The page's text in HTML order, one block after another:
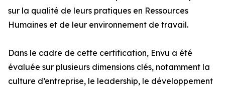
sur la qualité de leurs pratiques en Ressources
Humaines et de leur environnement de travail.
Dans le cadre de cette certification, Envu a été
évaluée sur plusieurs dimensions clés, notamment la
culture d’entreprise, le leadership, le développement